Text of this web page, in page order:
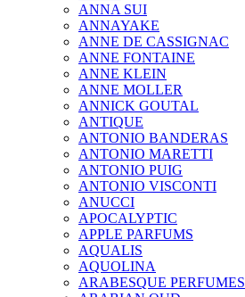
ANNA SUI
ANNAYAKE
ANNE DE CASSIGNAC
ANNE FONTAINE
ANNE KLEIN
ANNE MOLLER
ANNICK GOUTAL
ANTIQUE
ANTONIO BANDERAS
ANTONIO MARETTI
ANTONIO PUIG
ANTONIO VISCONTI
ANUCCI
APOCALYPTIC
APPLE PARFUMS
AQUALIS
AQUOLINA
ARABESQUE PERFUMES